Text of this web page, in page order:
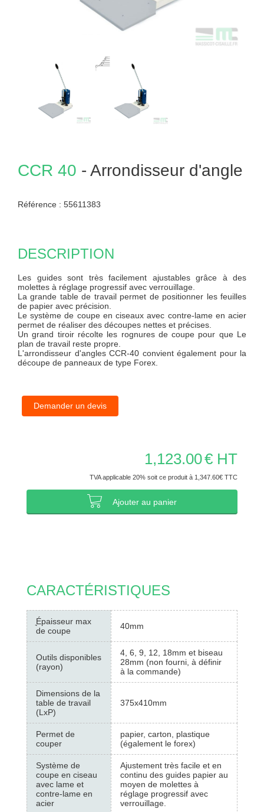
CCR 40 - Arrondisseur d'angle
Référence : 55611383
DESCRIPTION
Les guides sont très facilement ajustables grâce à des
molettes à réglage progressif avec verrouillage.
La grande table de travail permet de positionner les feuilles
de papier avec précision.
Le système de coupe en ciseaux avec contre-lame en acier
permet de réaliser des découpes nettes et précises.
Un grand tiroir récolte les rognures de coupe pour que Le
plan de travail reste propre.
L'arrondisseur d'angles CCR-40 convient également pour la
découpe de panneaux de type Forex.
Demander un devis
1,123.00€ HT
TVA applicable 20% soit ce produit à 1,347.60€ TTC
Ajouter au panier
CARACTÉRISTIQUES
͉Épaisseur max
de coupe
40mm
Outils disponibles
(rayon)
4, 6, 9, 12, 18mm et biseau
28mm (non fourni, à définir
à la commande)
Dimensions de la
table de travail
(LxP)
375x410mm
Permet de
couper
papier, carton, plastique
(également le forex)
Système de
coupe en ciseau
avec lame et
contre-lame en
acier
Ajustement très facile et en
continu des guides papier au
moyen de molettes à
réglage progressif avec
verrouillage.